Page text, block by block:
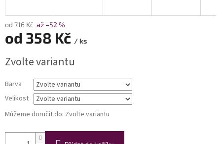
od 716 Kč až –52 %
od 358 Kč / ks
cena:
Zvolte variantu
Barva
Velikost
Můžeme doručit do: Zvolte variantu